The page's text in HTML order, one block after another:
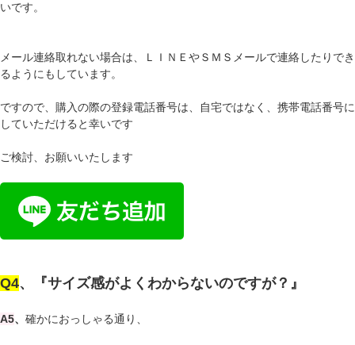
いです。
メール連絡取れない場合は、ＬＩＮＥやＳＭＳメールで連絡したりでき
るようにもしています。
ですので、購入の際の登録電話番号は、自宅ではなく、携帯電話番号に
していただけると幸いです
ご検討、お願いいたします
Q4、『サイズ感がよくわからないのですが？』
A5、 確かにおっしゃる通り、